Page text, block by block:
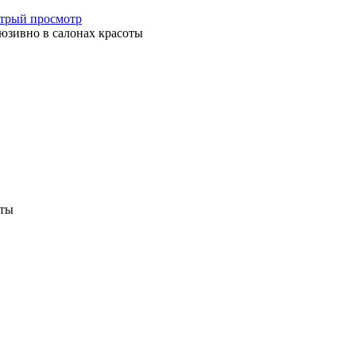
просмотр
в салонах красоты